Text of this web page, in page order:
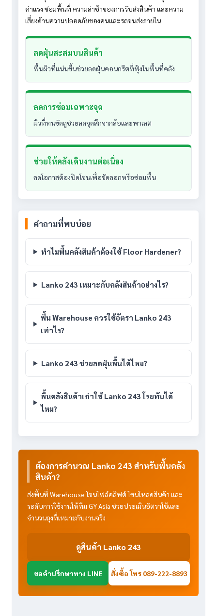
ค่าแรง ซ่อมพื้นที่ ความล่าช้าของการรับส่งสินค้า และความ
เสี่ยงด้านความปลอดภัยของคนและรถขนส่งภายใน
ลดฝุ่นสะสมบนสินค้า
พื้นผิวที่แน่นขึ้นช่วยลดฝุ่นคอนกรีตที่ฟุ้งในพื้นที่คลัง
ลดการซ่อมเฉพาะจุด
ผิวที่ทนขัดถูช่วยลดจุดสึกจากล้อและพาเลต
ช่วยให้คลังเดินงานต่อเนื่อง
ลดโอกาสต้องปิดโซนเพื่อขัดลอกหรือซ่อมพื้น
คำถามที่พบบ่อย
ทำไมพื้นคลังสินค้าต้องใช้ Floor Hardener?
Lanko 243 เหมาะกับคลังสินค้าอย่างไร?
พื้น Warehouse ควรใช้อัตรา Lanko 243
เท่าไร?
Lanko 243 ช่วยลดฝุ่นพื้นได้ไหม?
พื้นคลังสินค้าเก่าใช้ Lanko 243 โรยทับได้
ไหม?
ต้องการคำนวณ Lanko 243 สำหรับพื้นคลัง
สินค้า?
ส่งพื้นที่ Warehouse โซนโฟล์คลิฟต์ โซนโหลดสินค้า และ
ระดับการใช้งานให้ทีม GY Asia ช่วยประเมินอัตราใช้และ
จำนวนถุงที่เหมาะกับงานจริง
ดูสินค้า Lanko 243
ขอคำปรึกษาทาง LINE สั่งซื้อ โทร 089-222-8893